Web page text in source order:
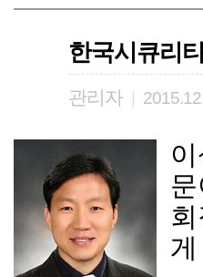
한국시큐리
관리자